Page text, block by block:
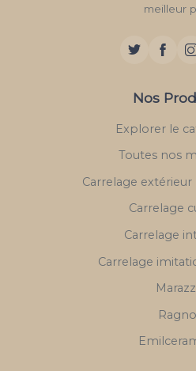
meilleur
Nos
Explorer le
Toutes nos
Carrelage
Carrelage
Carrelage
Carrelage
Ragno